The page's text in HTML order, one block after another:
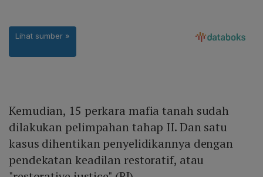
Kemudian, 15 perkara mafia tanah sudah
dilakukan pelimpahan tahap II. Dan satu
kasus dihentikan penyelidikannya dengan
pendekatan keadilan restoratif, atau